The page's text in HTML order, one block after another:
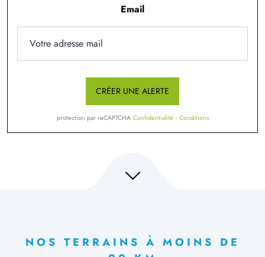
Email
CRÉER UNE ALERTE
protection par reCAPTCHA Confidentialité - Conditions
NOS TERRAINS À MOINS DE